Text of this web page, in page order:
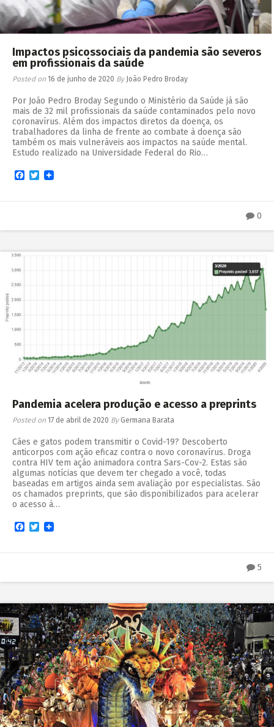
Impactos psicossociais da pandemia são severos
em profissionais da saúde
Posted on 16 de junho de 2020 By João Pedro Broday
Por João Pedro Broday Segundo o Ministério da Saúde já são
mais de 32 mil profissionais da saúde contaminados pelo novo
coronavírus. Além dos impactos diretos da doença, os
trabalhadores da linha de frente ao combate à doença são
também os mais vulneráveis aos impactos na saúde mental.
Estudo realizado na Universidade Federal do Rio…
Facebook
Twitter
0
Pandemia acelera produção e acesso a preprints
Posted on 17 de abril de 2020 ByGermana Barata
Cães e gatos podem transmitir o Covid-19? Descoberto
anticorpos com ação eficaz contra o novo coronavírus. Droga
contra HIV tem ação animadora contra Sars-Cov-2. Estas são
algumas notícias que devem ter chegado a você, todas
baseadas em artigos ainda sem avaliação por especialistas. São
os chamados preprints, que são disponibilizados para acelerar
o acesso à…
Facebook
Twitter
5